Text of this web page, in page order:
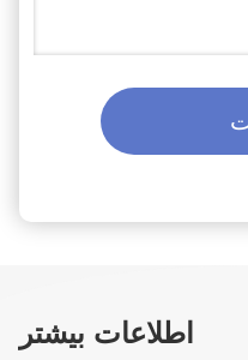
اطلاعات بیشتر